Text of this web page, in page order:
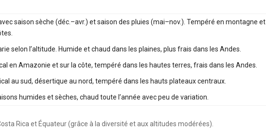
saison sèche (déc.–avr.) et saison des pluies (mai–nov.). Tempéré en montagne et
selon l’altitude. Humide et chaud dans les plaines, plus frais dans les Andes.
en Amazonie et sur la côte, tempéré dans les hautes terres, frais dans les Andes.
au sud, désertique au nord, tempéré dans les hauts plateaux centraux.
humides et sèches, chaud toute l’année avec peu de variation.
Rica et Équateur (grâce à la diversité et aux altitudes modérées).